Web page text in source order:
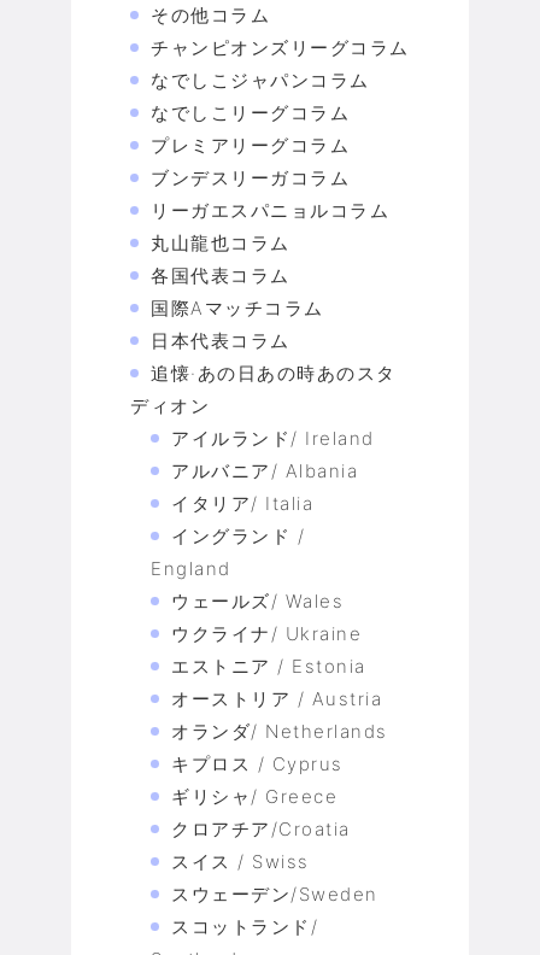
その他コラム
チャンピオンズリーグコラム
なでしこジャパンコラム
なでしこリーグコラム
プレミアリーグコラム
ブンデスリーガコラム
リーガエスパニョルコラム
丸山龍也コラム
各国代表コラム
国際Aマッチコラム
日本代表コラム
追懐·あの日あの時あのスタ
ディオン
アイルランド/ Ireland
アルバニア/ Albania
イタリア/ Italia
イングランド /
England
ウェールズ/ Wales
ウクライナ/ Ukraine
エストニア / Estonia
オーストリア / Austria
オランダ/ Netherlands
キプロス / Cyprus
ギリシャ/ Greece
クロアチア/Croatia
スイス / Swiss
スウェーデン/Sweden
スコットランド/